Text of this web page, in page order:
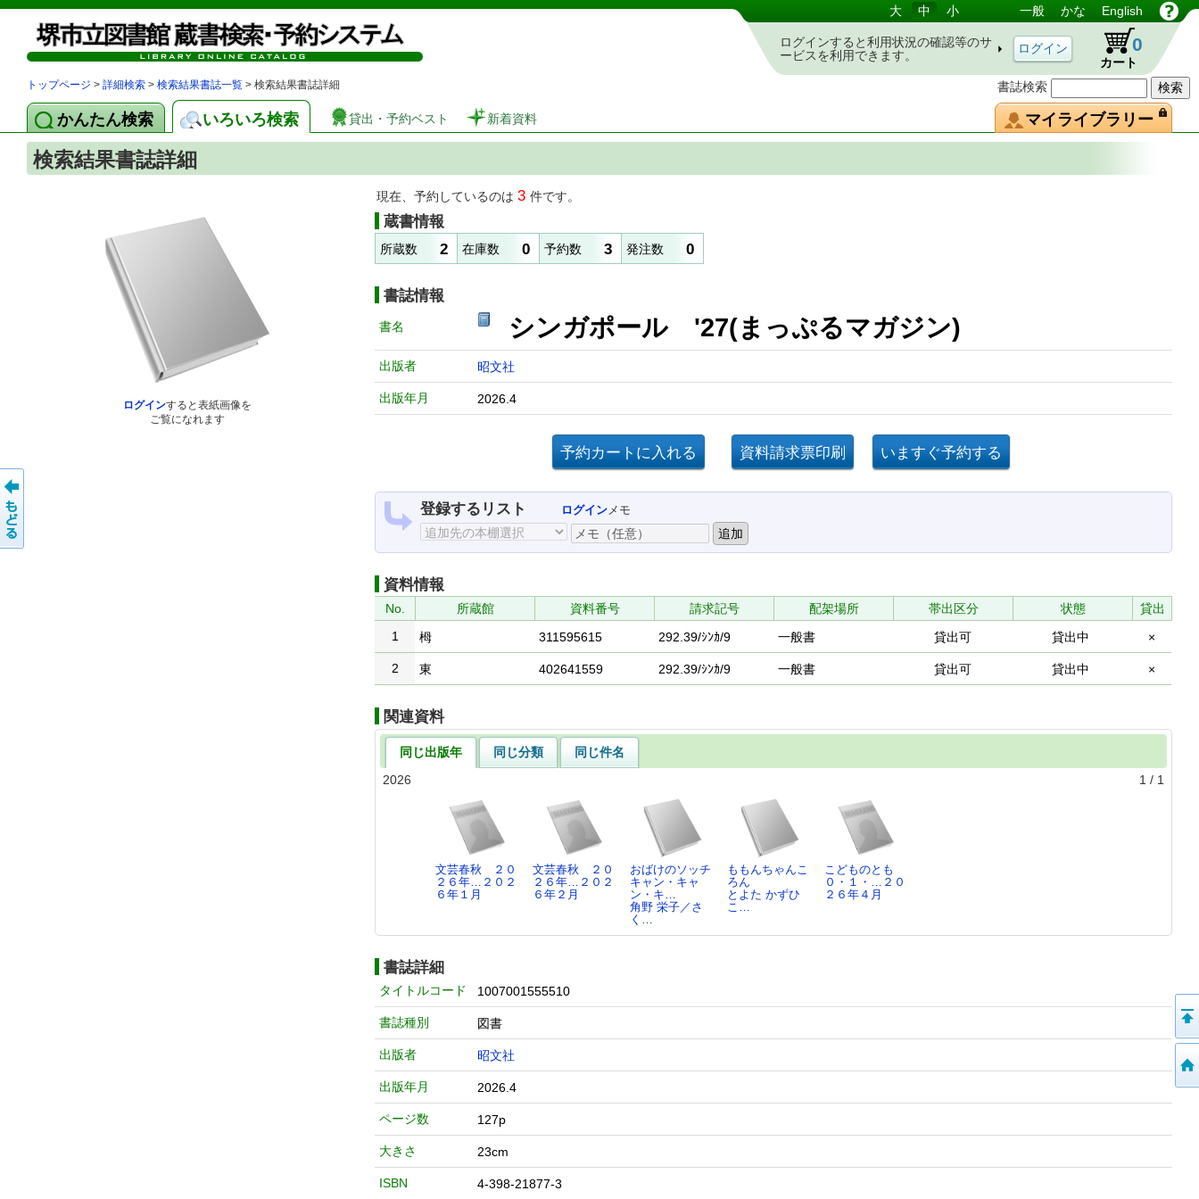
図書館 蔵書検索・予約システム
書誌検索
大 中 小 一般 かな English
ログインすると利用状況の確認等のサ
ービスを利用できます。
カート
0
トップページ > 詳細検索 > 検索結果書誌一覧 > 検索結果書誌詳細
かんたん検索 いろいろ検索 貸出・予約ベスト 新着資料 マイライブラリー
検索結果書誌詳細
ログインすると表紙画像を
ご覧になれます
現在、予約しているのは 3 件です。
蔵書情報
所蔵数 2 在庫数 0 予約数 3 発注数 0
書誌情報
書名 シンガポール '27(まっぷるマガジン)
出版者 昭文社
出版年月 2026.4
登録するリスト ログインメモ
資料情報
No. 所蔵館 資料番号 請求記号 配架場所 帯出区分 状態
貸出
1
栂 311595615 292.39/ｼﾝｶ/9 一般書 貸出可 貸出中 ×
2 東 402641559 292.39/ｼﾝｶ/9 一般書 貸出可 貸出中 ×
関連資料
同じ出版年 同じ分類
同じ件名
2026
1 / 1
文芸春秋 ２０
２６年…２０２
６年１月
文芸春秋 ２０
２６年…２０２
６年２月
おばけのソッチ
キャン・キャ
ン・キ…
角野 栄子／さ
く…
ももんちゃんこ
ろん
とよた かずひ
こ…
こどものとも
０・１・…２０
２６年４月
書誌詳細
タイトルコード 1007001555510
書誌種別 図書
出版者 昭文社
出版年月 2026.4
ページ数 127p
大きさ 23cm
ISBN 4-398-21877-3